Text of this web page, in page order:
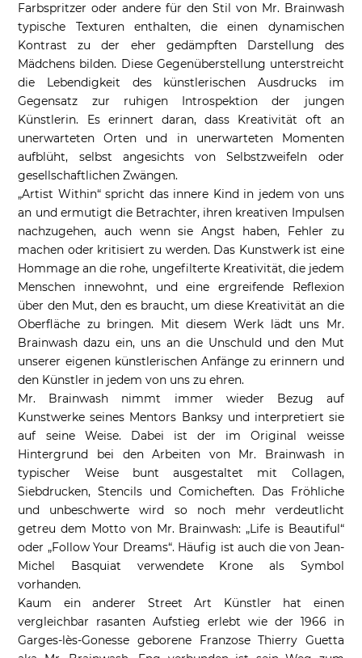
Farbspritzer oder andere für den Stil von Mr. Brainwash
typische Texturen enthalten, die einen dynamischen
Kontrast zu der eher gedämpften Darstellung des
Mädchens bilden. Diese Gegenüberstellung unterstreicht
die Lebendigkeit des künstlerischen Ausdrucks im
Gegensatz zur ruhigen Introspektion der jungen
Künstlerin. Es erinnert daran, dass Kreativität oft an
unerwarteten Orten und in unerwarteten Momenten
aufblüht, selbst angesichts von Selbstzweifeln oder
gesellschaftlichen Zwängen.
„Artist Within“ spricht das innere Kind in jedem von uns
an und ermutigt die Betrachter, ihren kreativen Impulsen
nachzugehen, auch wenn sie Angst haben, Fehler zu
machen oder kritisiert zu werden. Das Kunstwerk ist eine
Hommage an die rohe, ungefilterte Kreativität, die jedem
Menschen innewohnt, und eine ergreifende Reflexion
über den Mut, den es braucht, um diese Kreativität an die
Oberfläche zu bringen. Mit diesem Werk lädt uns Mr.
Brainwash dazu ein, uns an die Unschuld und den Mut
unserer eigenen künstlerischen Anfänge zu erinnern und
den Künstler in jedem von uns zu ehren.
Mr. Brainwash nimmt immer wieder Bezug auf
Kunstwerke seines Mentors Banksy und interpretiert sie
auf seine Weise. Dabei ist der im Original weisse
Hintergrund bei den Arbeiten von Mr. Brainwash in
typischer Weise bunt ausgestaltet mit Collagen,
Siebdrucken, Stencils und Comicheften. Das Fröhliche
und unbeschwerte wird so noch mehr verdeutlicht
getreu dem Motto von Mr. Brainwash: „Life is Beautiful“
oder „Follow Your Dreams“. Häufig ist auch die von Jean-
Michel Basquiat verwendete Krone als Symbol
vorhanden.
Kaum ein anderer Street Art Künstler hat einen
vergleichbar rasanten Aufstieg erlebt wie der 1966 in
Garges-lès-Gonesse geborene Franzose Thierry Guetta